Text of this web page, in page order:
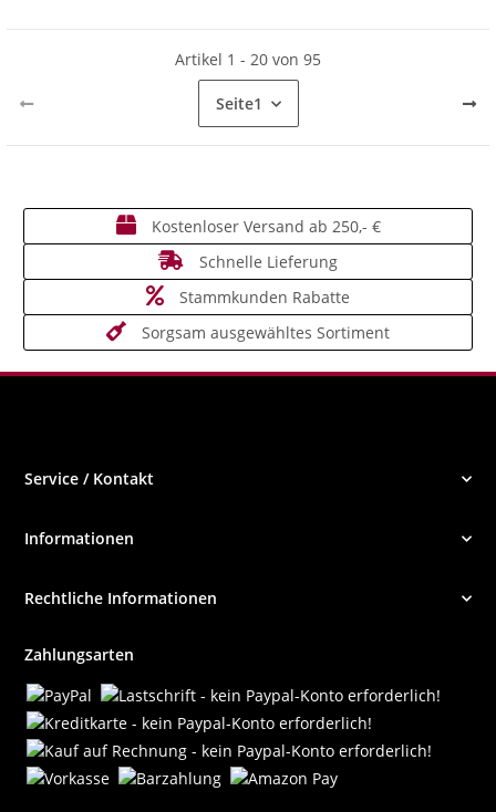
Artikel 1 - 20 von 95
Seite1
Kostenloser Versand ab 250,- €
Schnelle Lieferung
Stammkunden Rabatte
Sorgsam ausgewähltes Sortiment
Service / Kontakt
Informationen
Rechtliche Informationen
Zahlungsarten